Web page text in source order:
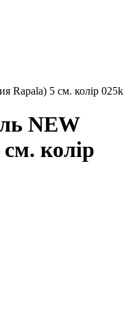
Rapala) 5 см. колір 025k
NEW
колір